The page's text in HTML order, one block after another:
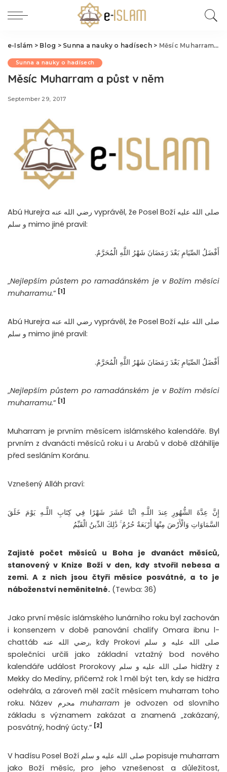
e-Islám > Blog > Sunna a nauky o hadísech> Měsíc Muharram a půst v něm
Sunna a nauky o hadísech
Měsíc Muharram a půst v něm
September 29, 2017
Abú Hurejra رضي الله عنه vyprávěl, že Posel Boží صلى الله عليه
و سلم mimo jiné pravil:
أَفْضَلُ الصِّيَامِ بَعْدَ رَمَضَانَ شَهْرُ اللَّهِ الْمُحَرَّمُ.
„Nejlepším půstem po ramadánském je v Božím měsíci
muharramu.“ [1]
Abú Hurejra رضي الله عنه vyprávěl, že Posel Boží صلى الله عليه
و سلم mimo jiné pravil:
أَفْضَلُ الصِّيَامِ بَعْدَ رَمَضَانَ شَهْرُ اللَّهِ الْمُحَرَّمُ.
„Nejlepším půstem po ramadánském je v Božím měsíci
muharramu.“ [1]
Muharram je prvním měsícem islámského kalendáře. Byl
prvním z dvanácti měsíců roku i u Arabů v době džáhilíje
před sesláním Koránu.
Vznešený Alláh praví:
إِنَّ عِدَّةَ الشُّهُورِ عِندَ اللَّـهِ اثْنَا عَشَرَ شَهْرًا فِي كِتَابِ اللَّـهِ يَوْمَ خَلَقَ
السَّمَاوَاتِ وَالْأَرْضَ مِنْهَا أَرْبَعَةٌ حُرُمٌ ۚ ذَٰلِكَ الدِّينُ الْقَيِّمُ
Zajisté počet měsíců u Boha je dvanáct měsíců,
stanovený v Knize Boží v den, kdy stvořil nebesa a
zemi. A z nich jsou čtyři měsíce posvátné, a to je
náboženství neměnitelné. (Tewba: 36)
Jako první měsíc islámského lunárního roku byl zachován
i konsenzem v době panování chalífy Omara ibnu l-
chattáb رضي الله عنه, kdy Prokovi صلى الله عليه و سلم
společníci určili jako základní vztažný bod nového
kalendáře událost Prorokovy صلى الله عليه و سلم hidžry z
Mekky do Medíny, přičemž rok 1 měl být ten, kdy se hidžra
odehrála, a zároveň měl začít měsícem muharram toho
muharram je odvozen od slovního
základu s významem zakázat a znamená „zakázaný,
posvátný, hodný úcty.“ [2]
V hadísu Posel Boží صلى الله عليه و سلم popisuje muharram
jako Boží měsíc, pro jeho vznešenost a důležitost,